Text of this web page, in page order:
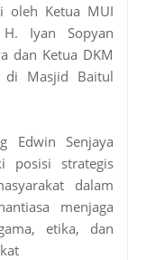
oleh Ketua MUI
Iyan Sopyan
dan Ketua DKM
di Masjid Baitul
Edwin Senjaya
posisi strategis
dalam
menjaga
etika, dan